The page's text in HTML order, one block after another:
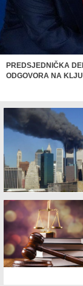
PREDSJEDNIČKA
ODGOVORA NA